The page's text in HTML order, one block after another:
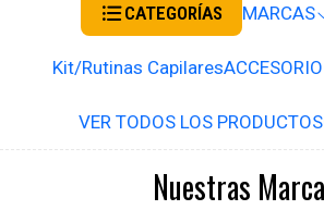
CATEGORÍAS MARCAS
Kit/Rutinas Capilares
VER TODOS LOS PRODUCTOS
Nuestras